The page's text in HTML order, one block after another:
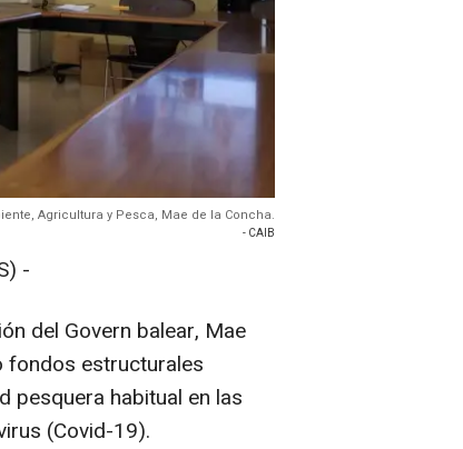
Agricultura y Pesca, Mae de la Concha.
- CAIB
-
del Govern balear, Mae
fondos estructurales
pesquera habitual en las
(Covid-19).